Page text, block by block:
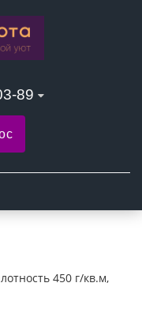
89
450 г/кв.м,